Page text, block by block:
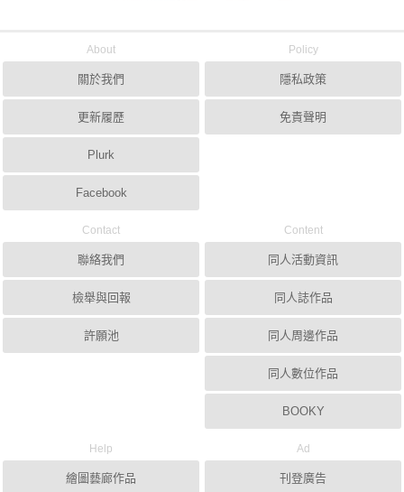
About
關於我們
更新履歷
Plurk
Facebook
Policy
隱私政策
免責聲明
Contact
聯絡我們
檢舉與回報
許願池
Content
同人活動資訊
同人誌作品
同人周邊作品
同人數位作品
BOOKY
Help
繪圖藝廊作品
Ad
刊登廣告